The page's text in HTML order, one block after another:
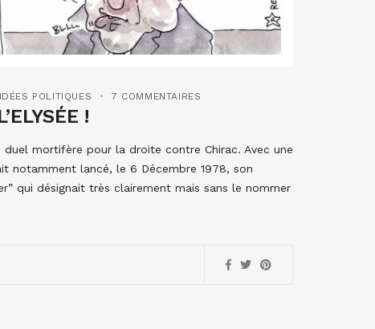
POLITIQUES 7 COMMENTAIRES
!
mortifère pour la droite contre Chirac. Avec une
notamment lancé, le 6 Décembre 1978, son
qui désignait très clairement mais sans le nommer